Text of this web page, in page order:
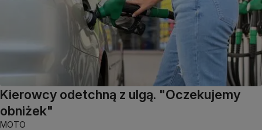
Kierowcy odetchną z ulgą. "Oczekujemy
obniżek"
MOTO